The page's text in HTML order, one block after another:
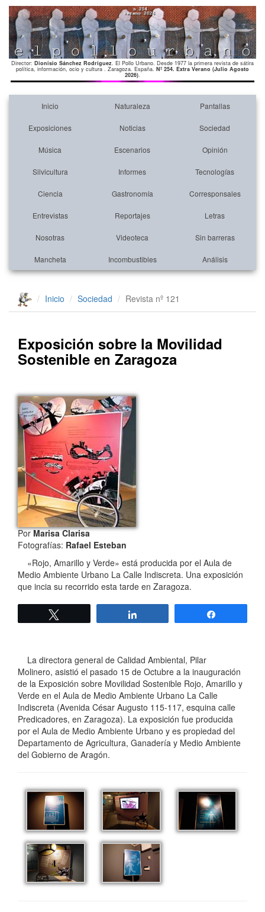
Director: Dionisio Sánchez Rodríguez. El Pollo Urbano. Desde 1977 la primera revista de sátira
política, información, ocio y cultura . Zaragoza. España. Nº 254. Extra Verano (Julio Agosto
2026).
Inicio Naturaleza Pantallas
Exposiciones Noticias Sociedad
Música Escenarios Opinión
Silvicultura Informes Tecnologías
Ciencia Gastronomía Corresponsales
Entrevistas Reportajes Letras
Nosotras Videoteca Sin barreras
Mancheta Incombustibles Análisis
Inicio Sociedad Revista nº 121
Exposición sobre la Movilidad
Sostenible en Zaragoza
PorMarisa Clarisa
Fotografías: Rafael Esteban
«Rojo, Amarillo y Verde» está producida por el Aula de
Medio Ambiente Urbano La Calle Indiscreta. Una exposición
que incia su recorrido esta tarde en Zaragoza.
La directora general de Calidad Ambiental, Pilar
Molinero, asistió el pasado 15 de Octubre a la inauguración
de la Exposición sobre Movilidad Sostenible Rojo, Amarillo y
Verde en el Aula de Medio Ambiente Urbano La Calle
Indiscreta (Avenida César Augusto 115-117, esquina calle
Predicadores, en Zaragoza). La exposición fue producida
por el Aula de Medio Ambiente Urbano y es propiedad del
Departamento de Agricultura, Ganadería y Medio Ambiente
del Gobierno de Aragón.